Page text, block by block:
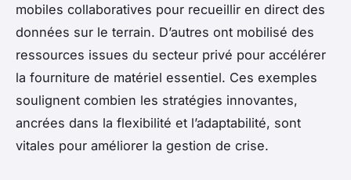
mobiles collaboratives pour recueillir en direct des
données sur le terrain. D’autres ont mobilisé des
ressources issues du secteur privé pour accélérer
la fourniture de matériel essentiel. Ces exemples
soulignent combien les stratégies innovantes,
ancrées dans la flexibilité et l’adaptabilité, sont
vitales pour améliorer la gestion de crise.